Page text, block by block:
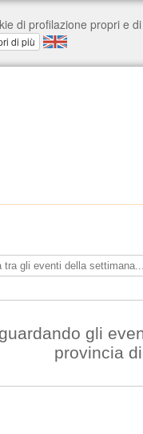
gli
provincia